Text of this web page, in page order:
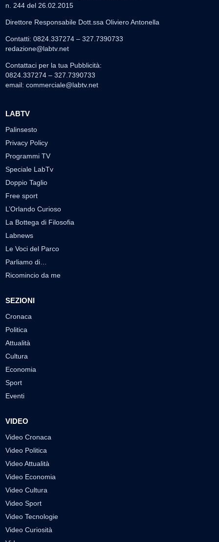
n. 244 del 26.02.2015
Direttore Responsabile Dott.ssa Oliviero Antonella
Contatti: 0824.337274 – 327.7390733
redazione@labtv.net
Contattaci per la tua Pubblicità:
0824.337274 – 327.7390733
email: commerciale@labtv.net
LABTV
Palinsesto
Privacy Policy
Programmi TV
Speciale LabTv
Doppio Taglio
Free sport
L’Orlando Curioso
La Bottega di Filosofia
Labnews
Le Voci del Parco
Parliamo di…
Ricomincio da me
SEZIONI
Cronaca
Politica
Attualità
Cultura
Economia
Sport
Eventi
VIDEO
Video Cronaca
Video Politica
Video Attualità
Video Economia
Video Cultura
Video Sport
Video Tecnologie
Video Curiosità